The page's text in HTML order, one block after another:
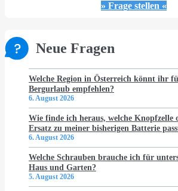
» Frage stellen «
Neue Fragen
Welche Region in Österreich könnt ihr
Bergurlaub empfehlen?
6. August 2026
Wie finde ich heraus, welche Knopfzelle
Ersatz zu meiner bisherigen Batterie
6. August 2026
Welche Schrauben brauche ich für
Haus und Garten?
5. August 2026